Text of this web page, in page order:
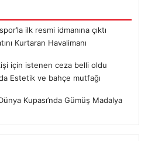
ilk resmi idmanına çıktı
Kurtaran Havalimanı
için istenen ceza belli oldu
Estetik ve bahçe mutfağı
Kupası’nda Gümüş Madalya